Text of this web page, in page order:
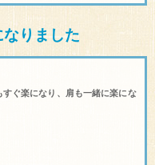
りました
ぐ楽になり、肩も一緒に楽にな